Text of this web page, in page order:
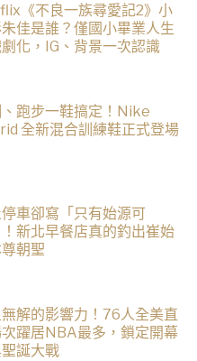
《不良一族尋愛記2》小
佳是誰？僅國小畢業人生
化，IG、背景一次認識
跑步一鞋搞定！Nike
全新混合訓練鞋正式登場
車卻寫「只有始源可
新北早餐店真的釣出崔始
朝聖
解的影響力！76人全美直
躍居NBA最多，鎖定開幕
誕大戰